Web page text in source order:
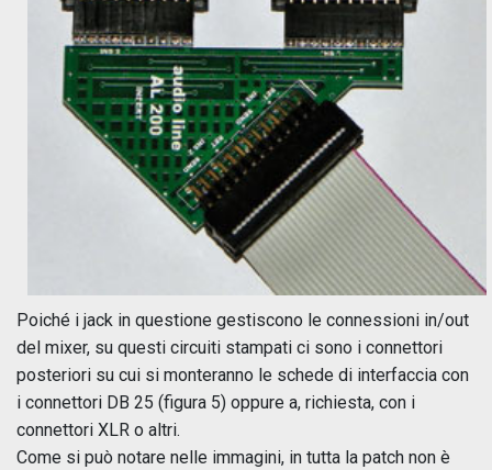
Poiché i jack in questione gestiscono le connessioni in/out
del mixer, su questi circuiti stampati ci sono i connettori
posteriori su cui si monteranno le schede di interfaccia con
i connettori DB 25 (figura 5) oppure a, richiesta, con i
connettori XLR o altri.
Come si può notare nelle immagini, in tutta la patch non è